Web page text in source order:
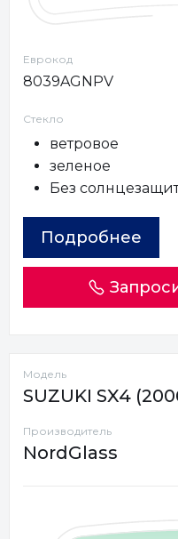
Еврокод
8039AGNPV
Стекло
ветровое
зеленое
Без
Подробнее
Модель
SUZUKI SX4
Производитель
NordGlass